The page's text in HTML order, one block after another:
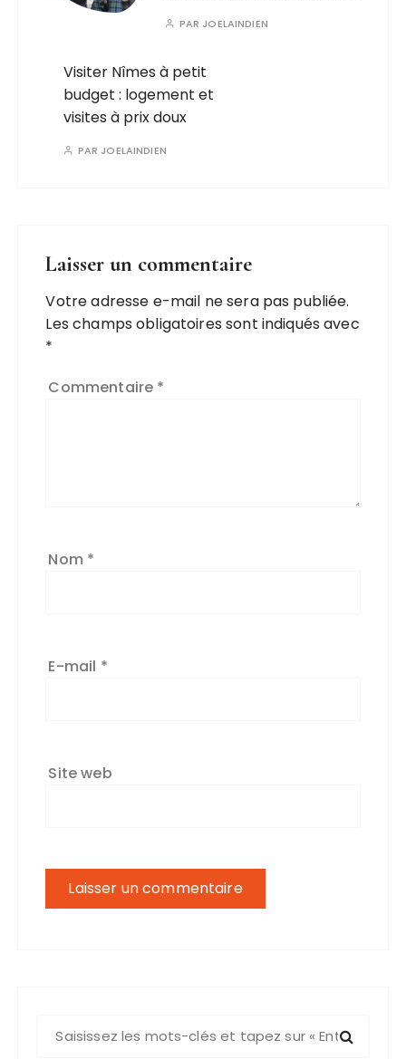
PAR JOELAINDIEN
Visiter Nîmes à petit
budget : logement et
visites à prix doux
PAR JOELAINDIEN
Laisser un commentaire
Votre adresse e-mail ne sera pas publiée.
Les champs obligatoires sont indiqués avec
*
Commentaire *
Nom *
E-mail *
Site web